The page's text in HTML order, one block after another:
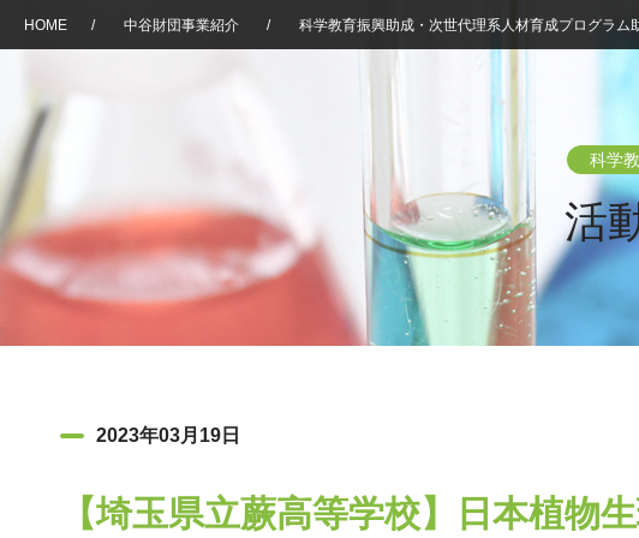
HOME / 中谷財団事業紹介 / 科学教育振興助成・次世代理系人材育成プログラム
科学
活
2023年03月19日
【埼玉県立蕨高等学校】日本植物